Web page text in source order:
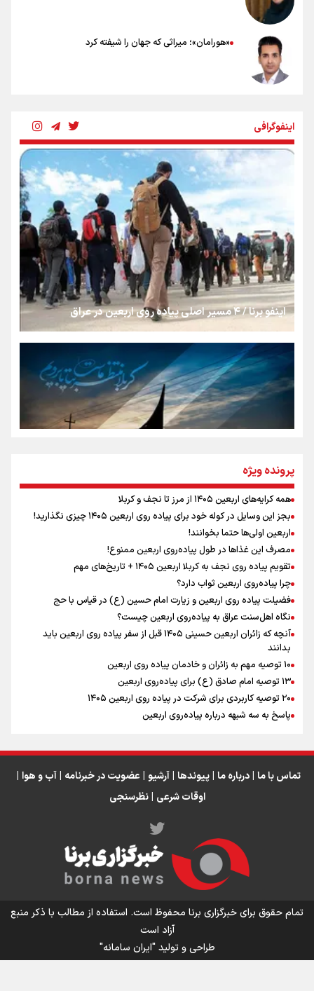
«هورامان»؛ میراثی که جهان را شیفته کرد
رسانه ملی و حق مردم برای شنیدن صدای رئیس‌جمهوری
روایت ایران از کنار مردم
از طلوع خیابان‌ها تا غروب اشک
جمله‌ای که بغض چهارماهه را شکست؛ «آهای مردم، آقا از
تهران رفتند»
سه حسرتی که به دلم ماند
نگاه تمدنی رهبر شهید به فضای مجازی
رابطه کارگر و کارفرما در اندیشه رهبر شهید: از تضاد به
زوجیت
اینفوگرافی
اینفو برنا / ۴ مسیر اصلی پیاده روی اربعین در عراق
اینفو برنا / توصیه‌هایی طلایی برای پیاده روی اربعین
اینفو برنا / جدول کامل فاصله مرز شلمچه تا شهرهای زیارتی
عراق
اینفو برنا/ میزان مالیات بر ارزش افزوده چقدر است؟
پرونده ویژه
همه کرایه‌های اربعین ۱۴۰۵ از مرز تا نجف و کربلا
بجز این وسایل در کوله خود برای پیاده روی اربعین ۱۴۰۵ چیزی نگذارید!
اربعین اولی‌ها حتما بخوانند!
مصرف این غذاها در طول پیاده‌روی اربعین ممنوع!
تقویم پیاده روی نجف به کربلا اربعین ۱۴۰۵ + تاریخ‌های مهم
چرا پیاده‌روی اربعین ثواب دارد؟
فضیلت پیاده روی اربعین و زیارت امام حسین (ع) در قیاس با حج
نگاه اهل‌سنت عراق به پیاده‌روی اربعین چیست؟
آنچه که زائران اربعین حسینی ۱۴۰۵ قبل از سفر پیاده روی اربعین باید
بدانند
۱۰ توصیه مهم به زائران و خادمان پیاده روی اربعین
۱۳ توصیه امام صادق (ع) برای پیاده‌روی اربعین
۲۰ توصیه کاربردی برای شرکت در پیاده روی اربعین ۱۴۰۵
پاسخ به سه‌ شبهه درباره پیاده‌روی اربعین
تماس با ما | درباره ما | پیوندها | آرشیو | عضویت در خبرنامه | آب و هوا |
اوقات شرعی | نظرسنجی
تمام حقوق برای خبرگزاری برنا محفوظ است. استفاده از مطالب با ذکر منبع
آزاد است
طراحی و تولید"ایران سامانه"